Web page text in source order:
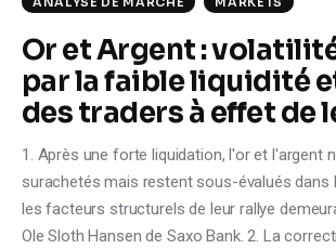
Or et Argent :
par la faible liquidité
des traders à effet de
1. Après une forte liquidation, l'or et l'argent
surachetés mais restent sous-évalués dans
les facteurs structurels de leur rallye
Ole Sloth Hansen de Saxo Bank. 2. La